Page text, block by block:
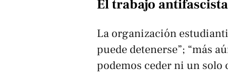
El trabajo
La organización
puede detenerse”; “más
podemos ceder ni un solo